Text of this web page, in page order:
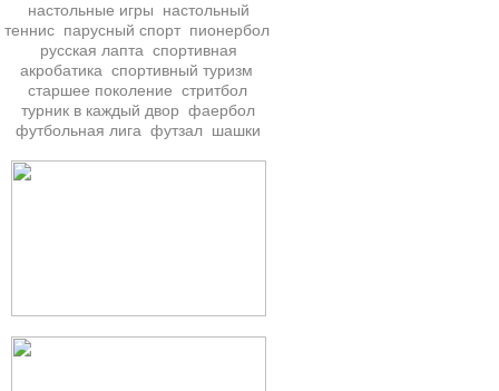
настольные игры
настольный
теннис парусный спорт пионербол
русская лапта спортивная
акробатика спортивный туризм
старшее поколение стритбол
турник в каждый двор фаербол
футбольная лига футзал шашки